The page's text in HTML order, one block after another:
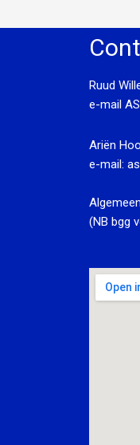
Ruud
e-mail
Ariën
e-mail:
(NB bgg